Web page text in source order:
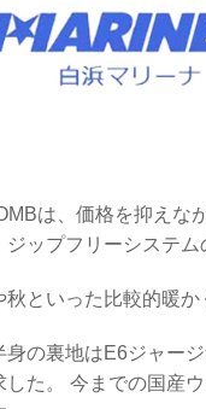
は、価格を抑えな
ジップフリーシステム
秋といった比較的暖か
身の裏地はE6ジャー
した。 今までの国産